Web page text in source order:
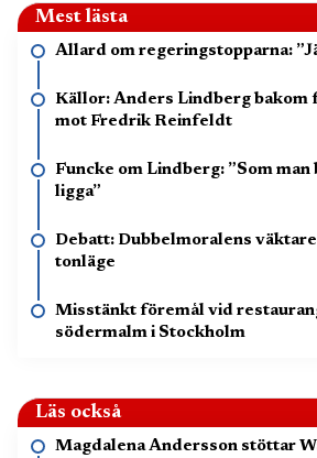
Mest lästa
Allard om regeringstopparna:
Källor: Anders Lindberg bakom
mot Fredrik Reinfeldt
Funcke om Lindberg: ”Som man
ligga”
Debatt: Dubbelmoralens
tonläge
Misstänkt föremål vid
södermalm i Stockholm
Läs också
Magdalena Andersson stöttar